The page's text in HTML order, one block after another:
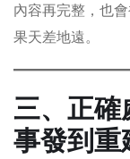
內容再完整，也
果天差地遠。
三、正
事發到重